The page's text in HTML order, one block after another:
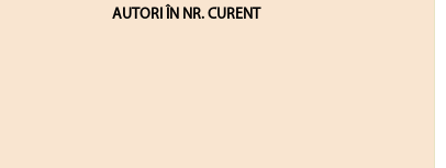
AUTORI ÎN NR. CURENT